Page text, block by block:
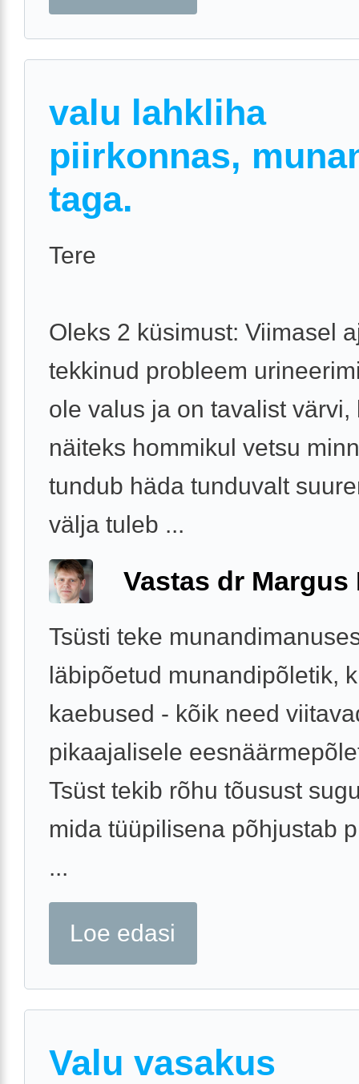
valu lahkliha
piirkonnas,
taga.
Tere
Oleks 2 küsimust: Viimasel
tekkinud probleem
ole valus ja on tavalist värvi,
näiteks hommikul vetsu
tundub häda tunduvalt
välja tuleb ...
Vastas dr Margus
Tsüsti teke
läbipõetud munandipõletik,
kaebused - kõik need
pikaajalisele
Tsüst tekib rõhu tõusust
mida tüüpilisena põhjustab
...
Loe edasi
Valu vasakus